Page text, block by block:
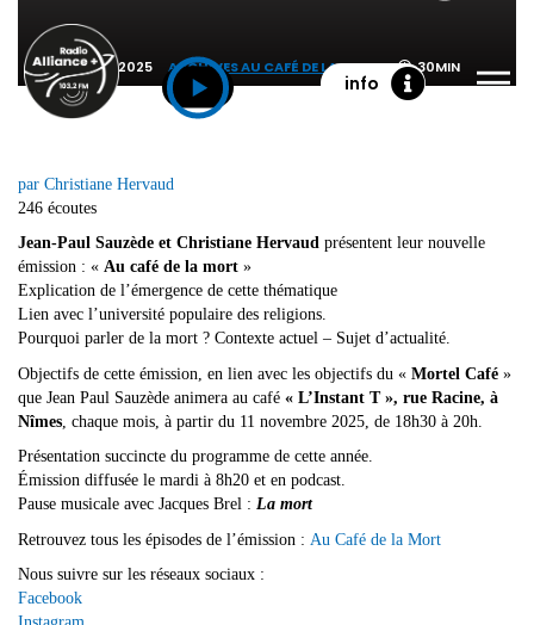
info
21 OCTOBRE 2025 ARCHIVES AU CAFÉ DE LA MORT 30MIN
par Christiane Hervaud
246 écoutes
Jean-Paul Sauzède et Christiane Hervaud présentent leur nouvelle
émission : « Au café de la mort »
Explication de l’émergence de cette thématique
Lien avec l’université populaire des religions.
Pourquoi parler de la mort ? Contexte actuel – Sujet d’actualité.
Objectifs de cette émission, en lien avec les objectifs du « Mortel Café »
que Jean Paul Sauzède animera au café « L’Instant T », rue Racine, à
Nîmes , chaque mois, à partir du 11 novembre 2025, de 18h30 à 20h.
Présentation succincte du programme de cette année.
Émission diffusée le mardi à 8h20 et en podcast.
Pause musicale avec Jacques Brel : La mort
Retrouvez tous les épisodes de l’émission : Au Café de la Mort
Nous suivre sur les réseaux sociaux :
Facebook